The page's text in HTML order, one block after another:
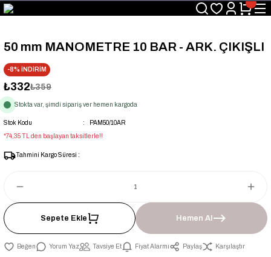
Üyelerimize Özel "uye2026" Koduyla Sepette Ekstra %3 İndirim
KAZAN-KASKAD İÇİN TEK ADRES
50 mm MANOMETRE 10 BAR - ARK. ÇIKIŞLI
-8% İNDİRİM
₺332₺359
Stokta var, şimdi sipariş ver hemen kargoda
Stok Kodu
PAM50/10AR
*74,35 TL den başlayan taksitlerle!!
Tahmini Kargo Süresi :
Sepete Ekle Hemen Al
Yorum Yaz Tavsiye Et Fiyat Alarmı Paylaş Karşılaştır